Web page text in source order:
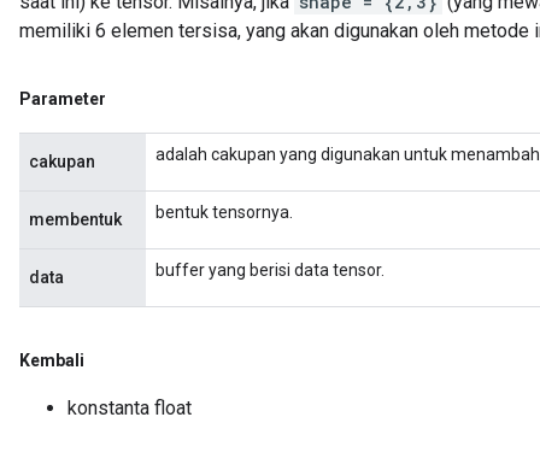
memiliki 6 elemen tersisa, yang akan digunakan oleh metode
Parameter
cakupan adalah cakupan yang digunakan untuk
membentuk bentuk tensornya.
data buffer yang berisi data tensor.
Kembali
konstanta float